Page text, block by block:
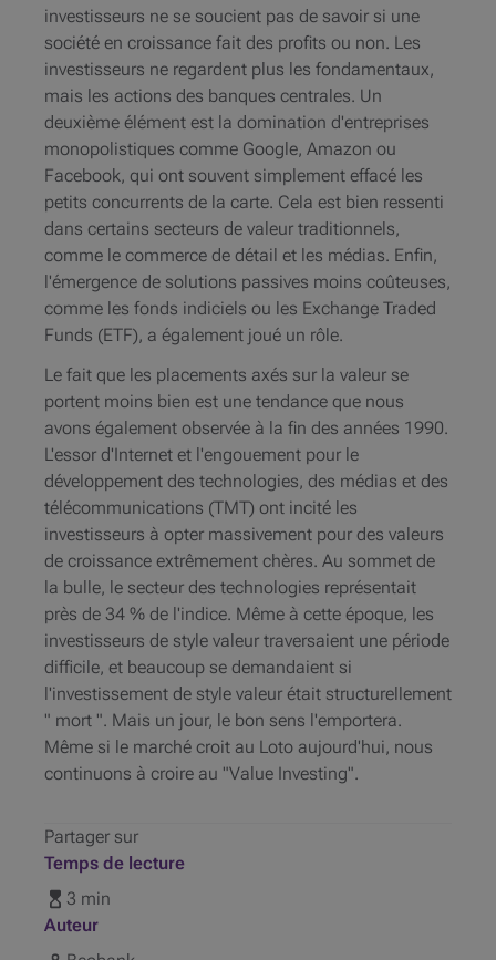
investisseurs ne se soucient pas de savoir si une
société en croissance fait des profits ou non. Les
investisseurs ne regardent plus les fondamentaux,
mais les actions des banques centrales. Un
deuxième élément est la domination d'entreprises
monopolistiques comme Google, Amazon ou
Facebook, qui ont souvent simplement effacé les
petits concurrents de la carte. Cela est bien ressenti
dans certains secteurs de valeur traditionnels,
comme le commerce de détail et les médias. Enfin,
l'émergence de solutions passives moins coûteuses,
comme les fonds indiciels ou les Exchange Traded
Funds (ETF), a également joué un rôle.
Le fait que les placements axés sur la valeur se
portent moins bien est une tendance que nous
avons également observée à la fin des années 1990.
L'essor d'Internet et l'engouement pour le
développement des technologies, des médias et des
télécommunications (TMT) ont incité les
investisseurs à opter massivement pour des valeurs
de croissance extrêmement chères. Au sommet de
la bulle, le secteur des technologies représentait
près de 34 % de l'indice. Même à cette époque, les
investisseurs de style valeur traversaient une période
difficile, et beaucoup se demandaient si
l'investissement de style valeur était structurellement
" mort ". Mais un jour, le bon sens l'emportera.
Même si le marché croit au Loto aujourd'hui, nous
continuons à croire au "Value Investing".
Partager sur
Temps de lecture
3 min
Auteur